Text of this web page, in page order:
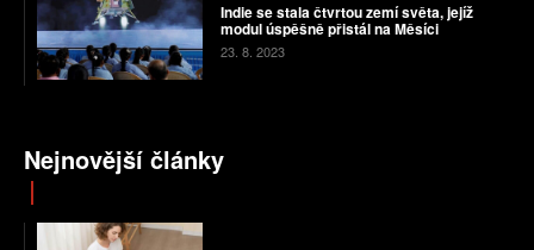
Indie se stala čtvrtou zemí světa, jejíž
modul úspěšně přistál na Měsíci
23. 8. 2023
Nejnovější články